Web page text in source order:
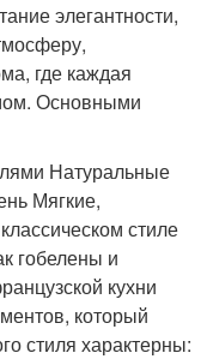
элегантности,
где каждая
Основными
Натуральные
Мягкие,
стиле
гобелены и
кухни
который
стиля характерны: